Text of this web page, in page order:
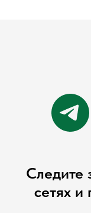
Следите
сетях и